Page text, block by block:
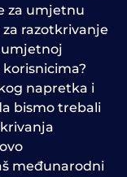
za umjetnu
razotkrivanje
umjetnoj
napretka i
bismo trebali
međunarodni